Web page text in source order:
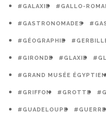
#GALAXIE #GALLO-
#GASTRONOMADES
#GÉOGRAPHIE
#GIRONDE #GLAXIE
#GRAND MUSÉE ÉGYPTIEN
#GRIFFON #GROTTE
#GUADELOUPE #GUERRE